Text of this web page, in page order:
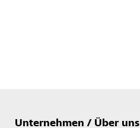
Unternehmen / Über uns